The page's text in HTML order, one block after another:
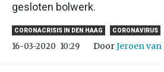
gesloten bolwerk.
CORONACRISIS IN DEN HAAG CORONAVIRUS
16-03-2020 10:29 DoorJeroen van